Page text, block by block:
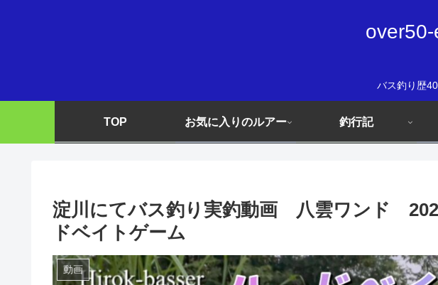
バス釣り歴
TOP お気に入りのルアー 釣行記
淀川にてバス釣り実釣動画 八雲ワンド
ドベイトゲーム
動画